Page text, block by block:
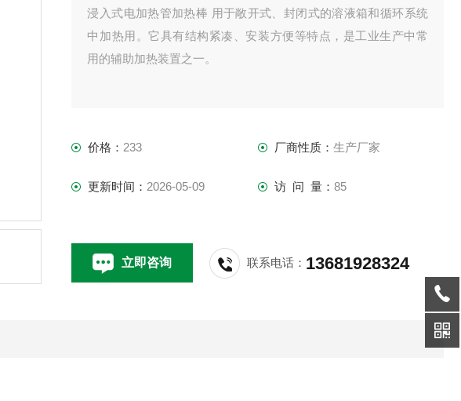
浸入式电加热管加热棒 用于敞开式、封闭式的溶液箱和循环系统
中加热用。它具有结构紧凑、安装方便等特点，是工业生产中常
用的辅助加热装置之一。
价格： 233 厂商性质： 生产厂家
更新时间： 2026-05-09 访 问 量： 85
立即咨询 联系电话： 13681928324